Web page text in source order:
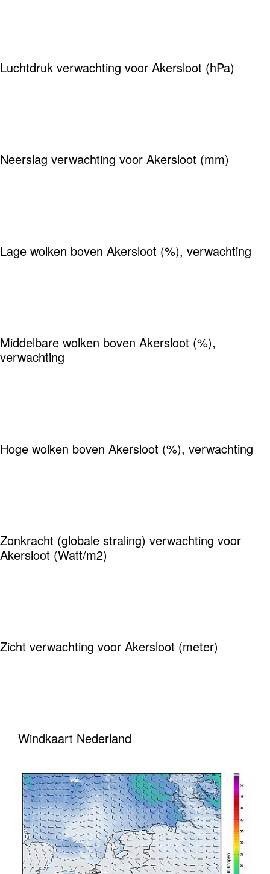
Luchtdruk verwachting voor Akersloot (hPa)
Neerslag verwachting voor Akersloot (mm)
Lage wolken boven Akersloot (%), verwachting
Middelbare wolken boven Akersloot (%),
verwachting
Hoge wolken boven Akersloot (%), verwachting
Zonkracht (globale straling) verwachting voor
Akersloot (Watt/m2)
Zicht verwachting voor Akersloot (meter)
Windkaart Nederland